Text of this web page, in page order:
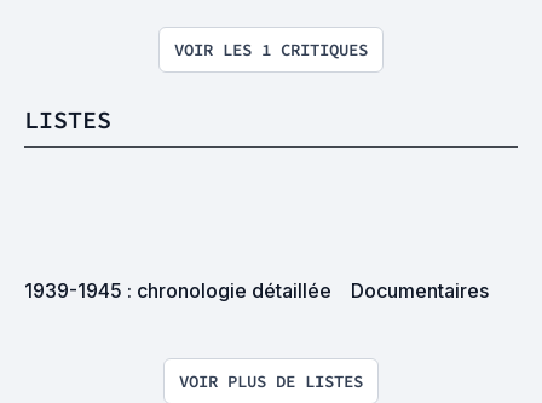
VOIR LES 1 CRITIQUES
LISTES
1939-1945 : chronologie détaillée Documentaires
VOIR PLUS DE LISTES